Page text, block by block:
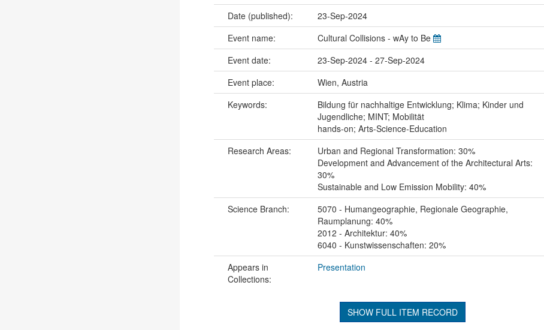
Date (published): 23-Sep-2024
Event name:
Cultural Collisions - wAy to Be
Event date:
23-Sep-2024 - 27-Sep-2024
Event place:
Wien, Austria
Keywords:
Bildung für nachhaltige Entwicklung; Klima; Kinder und
Jugendliche; MINT; Mobilität
hands-on; Arts-Science-Education
Research Areas:
Urban and Regional Transformation: 30%
Development and Advancement of the Architectural Arts:
30%
Sustainable and Low Emission Mobility: 40%
Science Branch:
5070 - Humangeographie, Regionale Geographie,
Raumplanung: 40%
2012 - Architektur: 40%
6040 - Kunstwissenschaften: 20%
Appears in
Collections:
Presentation
SHOW FULL ITEM RECORD